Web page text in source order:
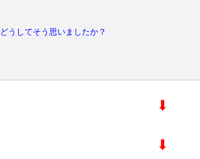
どうしてそう思いましたか？
⬇︎
⬇︎